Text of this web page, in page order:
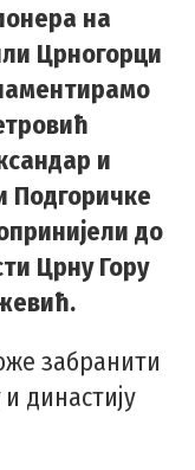
на
Црногорци
и
Подгоричке
до
Црну Гору
забранити
и династију